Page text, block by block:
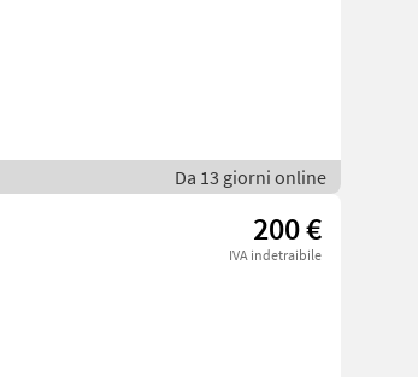
Da 13 giorni online
200 €
IVA indetraibile